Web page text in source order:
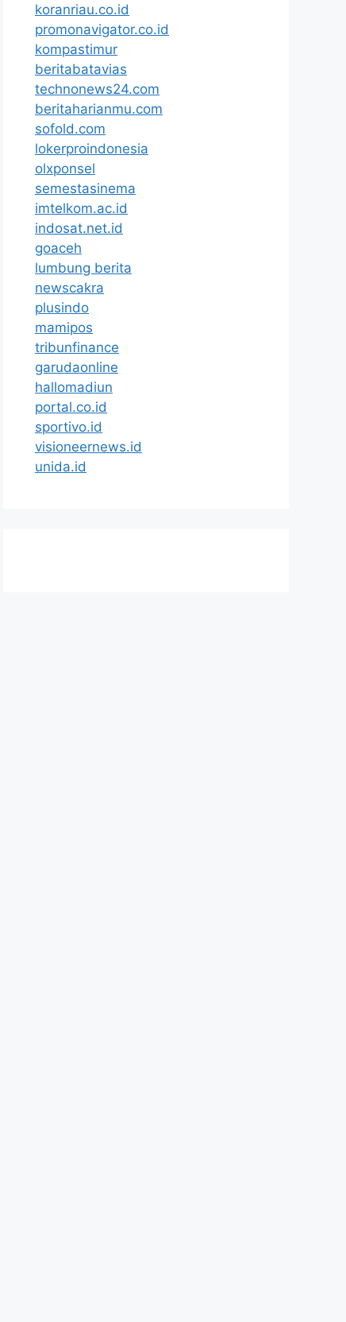
koranriau.co.id
promonavigator.co.id
kompastimur
beritabatavias
technonews24.com
beritaharianmu.com
sofold.com
lokerproindonesia
olxponsel
semestasinema
imtelkom.ac.id
indosat.net.id
goaceh
lumbung berita
newscakra
plusindo
mamipos
tribunfinance
garudaonline
hallomadiun
portal.co.id
sportivo.id
visioneernews.id
unida.id